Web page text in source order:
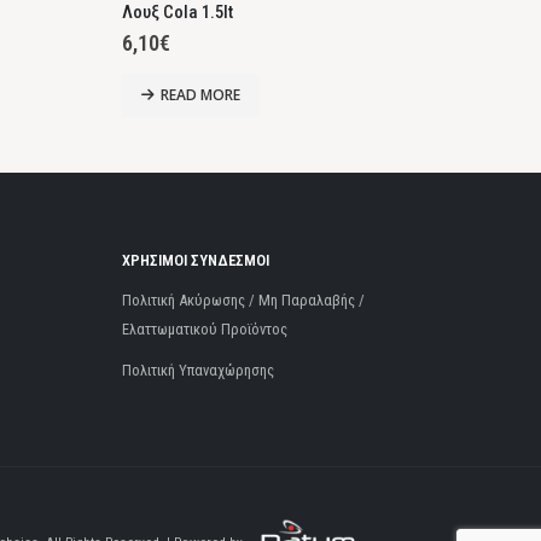
Λουξ Cola 1.5lt
6,10€
READ MORE
ΧΡΗΣΙΜΟΙ ΣΥΝΔΕΣΜΟΙ
Πολιτική Ακύρωσης / Μη Παραλαβής /
Ελαττωματικού Προϊόντος
Πολιτική Υπαναχώρησης